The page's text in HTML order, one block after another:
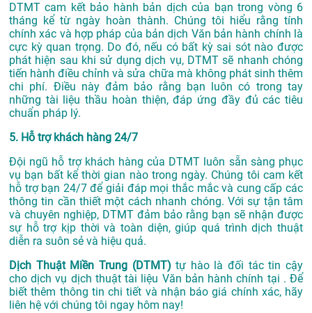
DTMT cam kết bảo hành bản dịch của bạn trong vòng 6
tháng kể từ ngày hoàn thành. Chúng tôi hiểu rằng tính
chính xác và hợp pháp của bản dịch Văn bản hành chính là
cực kỳ quan trọng. Do đó, nếu có bất kỳ sai sót nào được
phát hiện sau khi sử dụng dịch vụ, DTMT sẽ nhanh chóng
tiến hành điều chỉnh và sửa chữa mà không phát sinh thêm
chi phí. Điều này đảm bảo rằng bạn luôn có trong tay
những tài liệu thầu hoàn thiện, đáp ứng đầy đủ các tiêu
chuẩn pháp lý.
5. Hỗ trợ khách hàng 24/7
Đội ngũ hỗ trợ khách hàng của DTMT luôn sẵn sàng phục
vụ bạn bất kể thời gian nào trong ngày. Chúng tôi cam kết
hỗ trợ bạn 24/7 để giải đáp mọi thắc mắc và cung cấp các
thông tin cần thiết một cách nhanh chóng. Với sự tận tâm
và chuyên nghiệp, DTMT đảm bảo rằng bạn sẽ nhận được
sự hỗ trợ kịp thời và toàn diện, giúp quá trình dịch thuật
diễn ra suôn sẻ và hiệu quả.
Dịch Thuật Miền Trung (DTMT) tự hào là đối tác tin cậy
cho dịch vụ dịch thuật tài liệu Văn bản hành chính tại . Để
biết thêm thông tin chi tiết và nhận báo giá chính xác, hãy
liên hệ với chúng tôi ngay hôm nay!